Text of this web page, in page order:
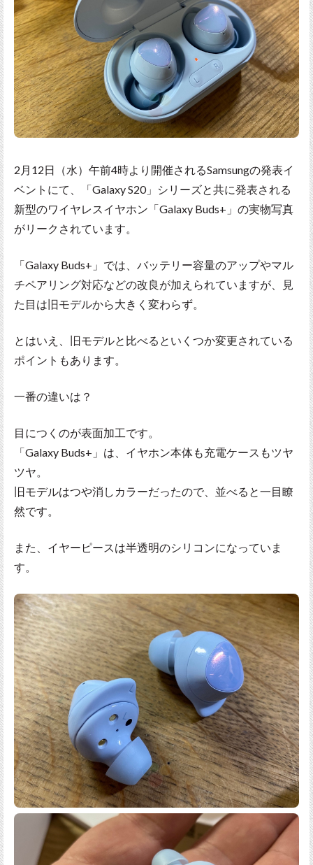
2月12日（水）午前4時より開催されるSamsungの発表イ
ベントにて、「Galaxy S20」シリーズと共に発表される
新型のワイヤレスイヤホン「Galaxy Buds+」の実物写真
がリークされています。
「Galaxy Buds+」では、バッテリー容量のアップやマル
チペアリング対応などの改良が加えられていますが、見
た目は旧モデルから大きく変わらず。
とはいえ、旧モデルと比べるといくつか変更されている
ポイントもあります。
一番の違いは？
目につくのが表面加工です。
「Galaxy Buds+」は、イヤホン本体も充電ケースもツヤ
ツヤ。
旧モデルはつや消しカラーだったので、並べると一目瞭
然です。
また、イヤーピースは半透明のシリコンになっていま
す。